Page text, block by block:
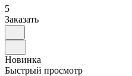
5
Заказать
Новинка
Быстрый просмотр